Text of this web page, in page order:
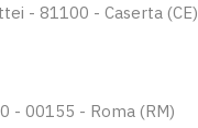
- 81100 - Caserta (CE)
- 00155 - Roma (RM)